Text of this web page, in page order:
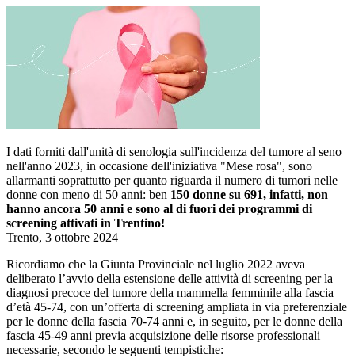
I dati forniti dall'unità di senologia sull'incidenza del tumore al seno
nell'anno 2023, in occasione dell'iniziativa "Mese rosa", sono
allarmanti soprattutto per quanto riguarda il numero di tumori nelle
donne con meno di 50 anni: ben 150 donne su 691, infatti, non
hanno ancora 50 anni e sono al di fuori dei programmi di
screening attivati in Trentino!
Trento, 3 ottobre 2024
Ricordiamo che la Giunta Provinciale nel luglio 2022 aveva
deliberato l’avvio della estensione delle attività di screening per la
diagnosi precoce del tumore della mammella femminile alla fascia
d’età 45-74, con un’offerta di screening ampliata in via preferenziale
per le donne della fascia 70-74 anni e, in seguito, per le donne della
fascia 45-49 anni previa acquisizione delle risorse professionali
necessarie, secondo le seguenti tempistiche: